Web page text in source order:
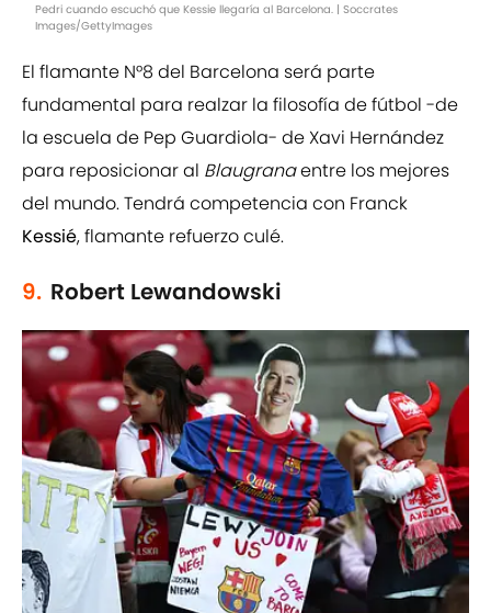
Pedri cuando escuchó que Kessie llegaría al Barcelona. | Soccrates
Images/GettyImages
El flamante N°8 del Barcelona será parte
fundamental para realzar la filosofía de fútbol -de
la escuela de Pep Guardiola- de Xavi Hernández
para reposicionar al Blaugranaentre los mejores
del mundo. Tendrá competencia con Franck
Kessié, flamante refuerzo culé.
9. Robert Lewandowski